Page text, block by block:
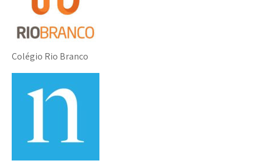
Colégio Rio Branco